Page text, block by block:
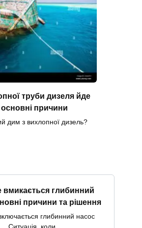
труби дизеля йде
причини
дим з вихлопної дизель?
вмикається глибинний
причини та рішення
глибинний насос